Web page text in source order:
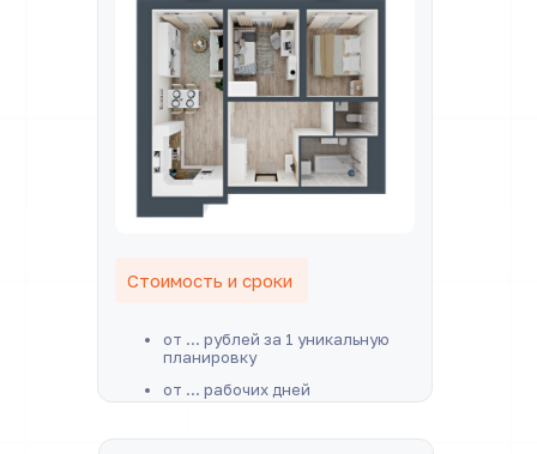
от ... рабочих дней
от ... рублей за 1 уникальную
планировку
Стоимость и сроки